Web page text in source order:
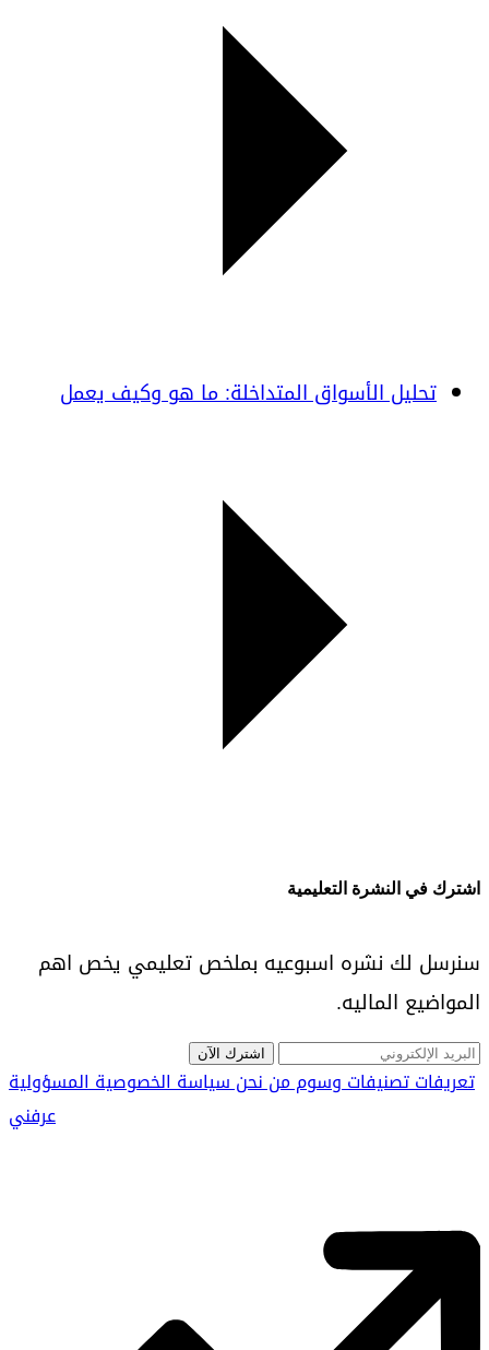
تحليل الأسواق المتداخلة: ما هو وكيف يعمل
اشترك في النشرة التعليمية
سنرسل لك نشره اسبوعيه بملخص تعليمي يخص اهم
المواضيع الماليه.
اشترك الآن
تعريفاتتصنيفاتوسوممن نحنسياسة الخصوصيةالمسؤولية
عرفني